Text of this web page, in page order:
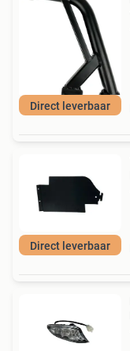
Direct leverbaar
Direct leverbaar